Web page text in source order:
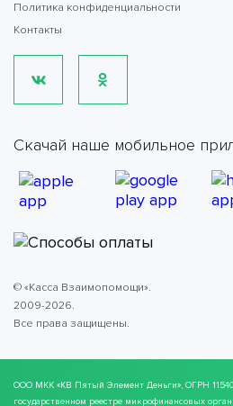
Политика конфиденциальности
Контакты
Скачай наше мобильное
© «Касса Взаимопомощи».
2009-2026.
Все права защищены.
ООО МКК «КВ Пятый Элемент Деньги», ОГРН
государственном реестре микрофинансовых